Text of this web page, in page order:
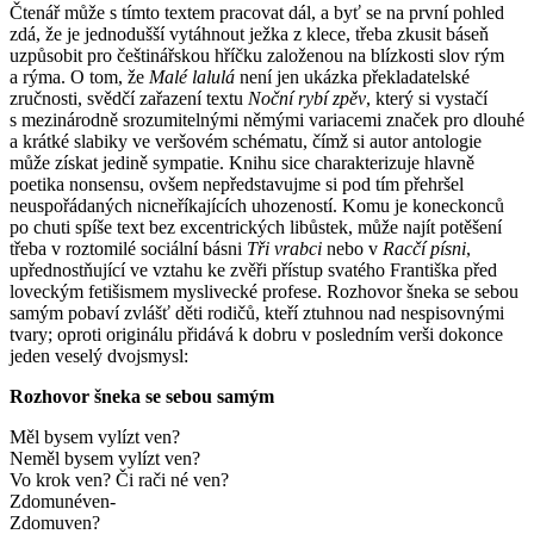
Čtenář může s tímto textem pracovat dál, a byť se na první pohled
zdá, že je jednodušší vytáhnout ježka z klece, třeba zkusit báseň
uzpůsobit pro češtinářskou hříčku založenou na blízkosti slov rým
a rýma. O tom, že Malé lalulá není jen ukázka překladatelské
zručnosti, svědčí zařazení textu Noční rybí zpěv, který si vystačí
s mezinárodně srozumitelnými němými variacemi značek pro dlouhé
a krátké slabiky ve veršovém schématu, čímž si autor antologie
může získat jedině sympatie. Knihu sice charakterizuje hlavně
poetika nonsensu, ovšem nepředstavujme si pod tím přehršel
neuspořádaných nicneříkajících uhozeností. Komu je koneckonců
po chuti spíše text bez excentrických libůstek, může najít potěšení
třeba v roztomilé sociální básni Tři vrabci nebo v Racčí písni,
upřednostňující ve vztahu ke zvěři přístup svatého Františka před
loveckým fetišismem myslivecké profese. Rozhovor šneka se sebou
samým pobaví zvlášť děti rodičů, kteří ztuhnou nad nespisovnými
tvary; oproti originálu přidává k dobru v posledním verši dokonce
jeden veselý dvojsmysl:
Rozhovor šneka se sebou samým
Měl bysem vylízt ven?
Neměl bysem vylízt ven?
Vo krok ven? Či rači né ven?
Zdomunéven-
Zdomuven?